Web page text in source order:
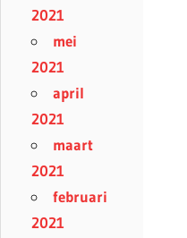
2021
mei
2021
april
2021
maart
2021
februari
2021